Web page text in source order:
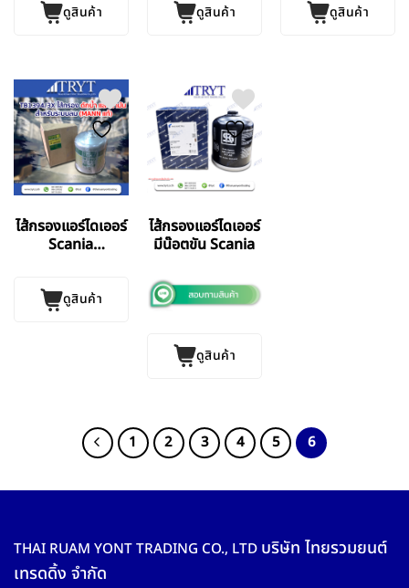
ดูสินค้า ดูสินค้า ดูสินค้า
ไส้กรองแอร์ไดเออร์
Scania
ดูสินค้า
ไส้กรองแอร์ไดเออร์
มีน๊อตขัน Scania
ดูสินค้า
1 2 3 4 5 6
THAI RUAM YONT TRADING CO., LTD บริษัท ไทยรวมยนต์
เทรดดิ้ง จำกัด